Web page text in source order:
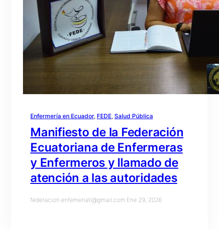
Enfermería en Ecuador, FEDE, Salud Pública
Manifiesto de la Federación
Ecuatoriana de Enfermeras
y Enfermeros y llamado de
atención a las autoridades
federacion.enfemeriati@gmail.com·Ene 29, 2026